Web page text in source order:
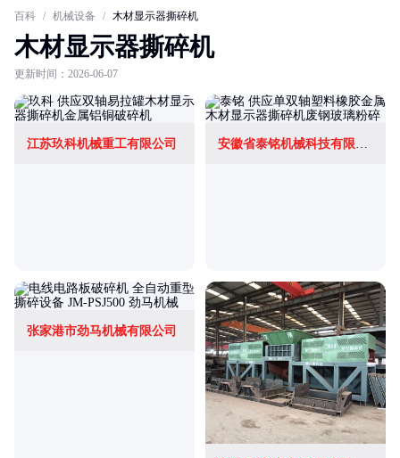
百科 / 机械设备 / 木材显示器撕碎机
木材显示器撕碎机
更新时间：2026-06-07
江苏玖科机械重工有限公司 安徽省泰铭机械科技有限公司
张家港市劲马机械有限公司